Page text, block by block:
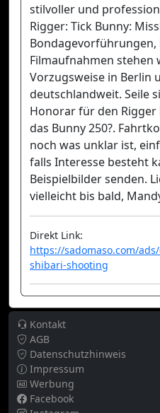
stilvoller und
Rigger: Tick Bunny:
Filmaufnahmen stehen
Vorzugsweise in Berlin
deutschlandweit. Seile
Honorar für den
das Bunny 250?.
noch was unklar ist,
falls Interesse besteht
Beispielbilder senden.
vielleicht bis bald,
Direkt Link:
https://sadomaso.com/
shibari-shooting
Kontakt
AGB
Datenschutzhinweis
Impressum
Werbung
Facebook